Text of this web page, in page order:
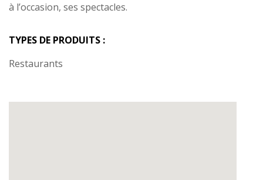
à l’occasion, ses spectacles.
TYPES DE PRODUITS :
Restaurants